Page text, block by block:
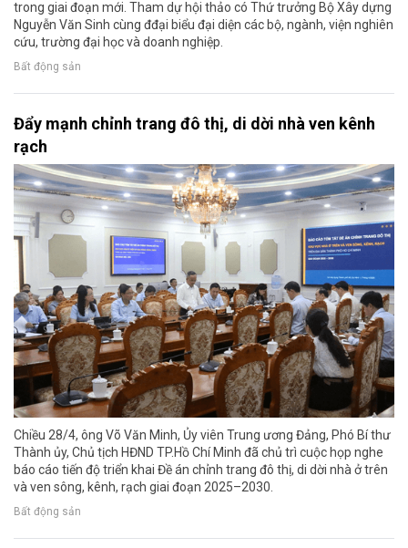
trong giai đoạn mới. Tham dự hội thảo có Thứ trưởng Bộ Xây dựng
Nguyễn Văn Sinh cùng đđại biểu đại diện các bộ, ngành, viện nghiên
cứu, trường đại học và doanh nghiệp.
Bất động sản
Đẩy mạnh chỉnh trang đô thị, di dời nhà ven kênh
rạch
Chiều 28/4, ông Võ Văn Minh, Ủy viên Trung ương Đảng, Phó Bí thư
Thành ủy, Chủ tịch HĐND TP.Hồ Chí Minh đã chủ trì cuộc họp nghe
báo cáo tiến độ triển khai Đề án chỉnh trang đô thị, di dời nhà ở trên
và ven sông, kênh, rạch giai đoạn 2025–2030.
Bất động sản